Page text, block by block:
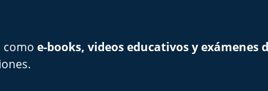
como e-books, videos educativos y exámenes